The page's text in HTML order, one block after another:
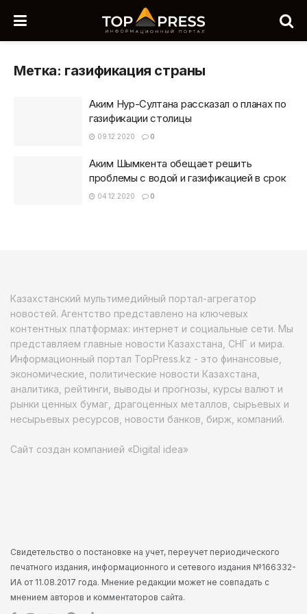
Метка: газификация страны
Аким Нур-Султана рассказал о планах по
газификации столицы
09.12.2020 0
Аким Шымкента обещает решить
проблемы с водой и газификацией в срок
04.12.2020 0
Казахстанский мультимедийный портал-агрегатор
новостей. Агентство представлено на ключевых
контентных платформах: интернет и социальные сети. Мы
представляем главные новости Казахстана, СНГ и мира.
Информационный портал TopPress.kz - это финансовые,
экономические, политические новости Казахстана,
аналитика, рейтинги, выводы и прогнозы, курсы валют и
рынки ценных бумаг, драгоценных металлов, сырьевых и
несырьевых ресурсов, новости банков, бирж, компаний.
Сайт создан компанией «Digital idea»
Свидетельство о постановке на учет, переучет периодического
печатного издания, информационного и сетевого издания №166332-
ИА от 11.08.2017 года. Мнение редакции может не совпадать с
мнением авторов и комментаторов сайта.